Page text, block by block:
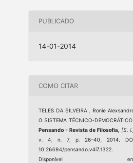
PUBLICADO
14-01-2014
COMO CITAR
TELES DA SILVEIRA , Ronie
O SISTEMA TÉCNICO-
Pensando - Revista de Filosofia, [S.
v. 4, n. 7, p. 26–40, 2014.
10.26694/pensando.v4i7.1322.
Disponível